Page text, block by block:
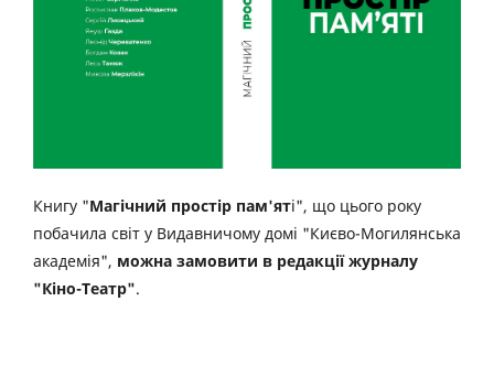
Книгу "Магічний простір пам'яті", що цього року
побачила світ у Видавничому домі "Києво-Могилянська
академія", можна замовити в редакції журналу
"Кіно-Театр".